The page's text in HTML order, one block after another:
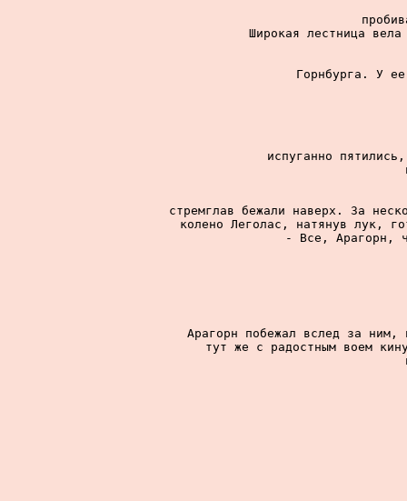
Широкая лестница
Горнбурга. У
испуганно
стремглав бежали наверх. За
колено Леголас, натянув лук,
- Все, Арагорн,
Арагорн побежал вслед за
тут же с радостным воем